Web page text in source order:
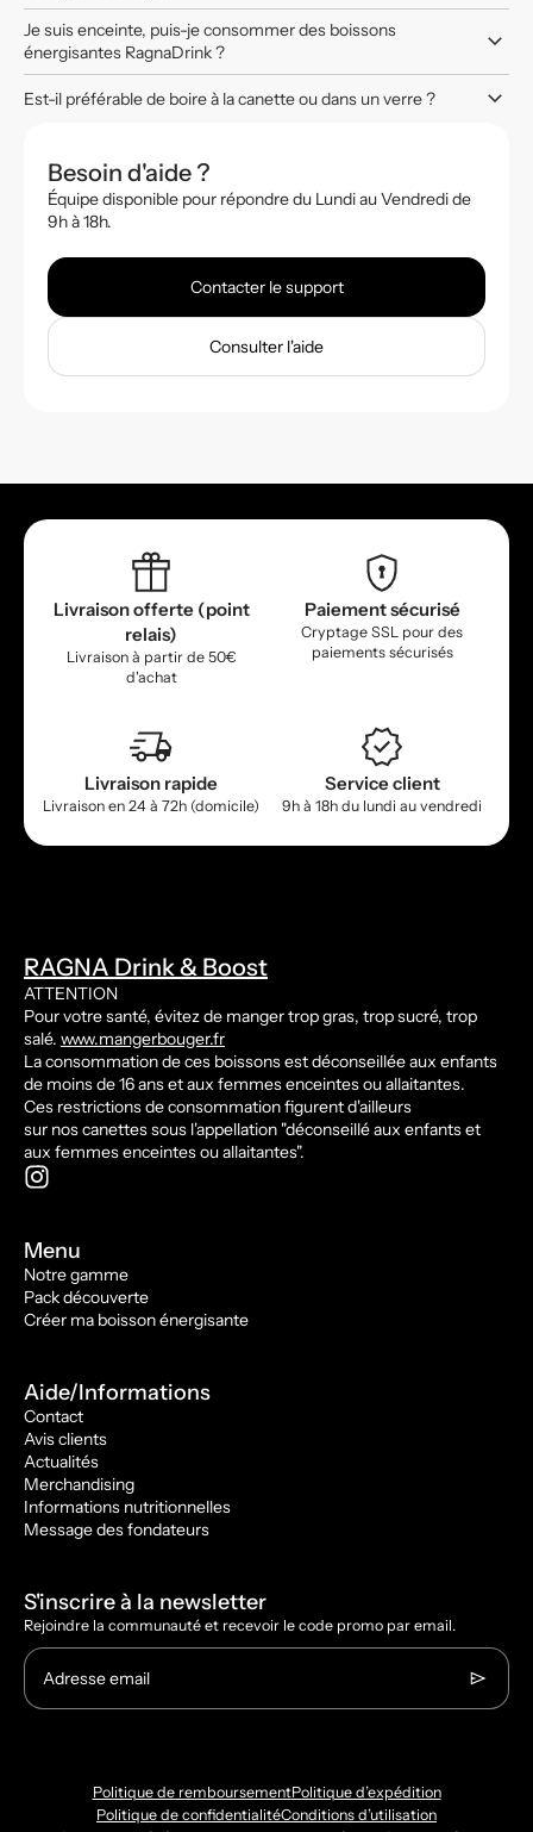
Besoin d'aide ?
Équipe disponible pour répondre du Lundi au Vendredi de
9h à 18h.
Contacter le support
Consulter l'aide
Je suis enceinte, puis-je consommer des boissons
énergisantes RagnaDrink ?
Est-il préférable de boire à la canette ou dans un verre ?
Livraison offerte (point
relais)
Livraison à partir de 50€
d'achat
Paiement sécurisé
Cryptage SSL pour des
paiements sécurisés
Livraison rapide
Livraison en 24 à 72h (domicile)
Service client
9h à 18h du lundi au vendredi
RAGNA Drink & Boost
ATTENTION
Pour votre santé, évitez de manger trop gras, trop sucré, trop
salé. www.mangerbouger.fr
La consommation de ces boissons est déconseillée aux enfants
de moins de 16 ans et aux femmes enceintes ou allaitantes.
Ces restrictions de consommation figurent d'ailleurs
sur nos canettes sous l'appellation "déconseillé aux enfants et
aux femmes enceintes ou allaitantes".
Menu
Notre gamme
Pack découverte
Créer ma boisson énergisante
Aide/Informations
Contact
Avis clients
Actualités
Merchandising
Informations nutritionnelles
Message des fondateurs
S'inscrire à la newsletter
Rejoindre la communauté et recevoir le code promo par email.
Adresse email
Politique de remboursementPolitique d’expédition
Politique de confidentialitéConditions d’utilisation